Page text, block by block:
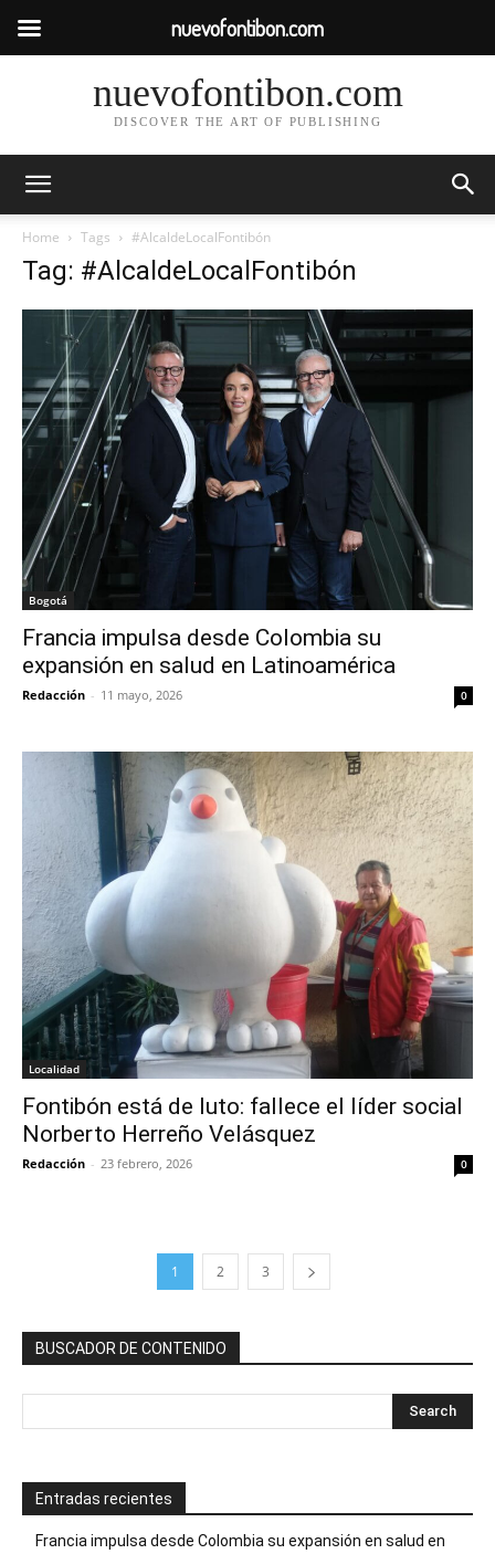
nuevofontibon.com
DISCOVER THE ART OF PUBLISHING
Home Tags #AlcaldeLocalFontibón
Tag: #AlcaldeLocalFontibón
Bogotá
Francia impulsa desde Colombia su
expansión en salud en Latinoamérica
Redacción - 11 mayo, 2026 0
Localidad
Fontibón está de luto: fallece el líder social
Norberto Herreño Velásquez
Redacción - 23 febrero, 2026 0
1 2 3
BUSCADOR DE CONTENIDO
Entradas recientes
Francia impulsa desde Colombia su expansión en salud en
nuevofontibon.com